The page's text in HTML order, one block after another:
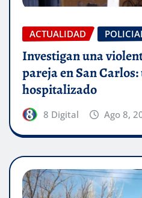
ACTUALIDAD
Investigan una
pareja en San
hospitalizado
8 Digital Ago 8,